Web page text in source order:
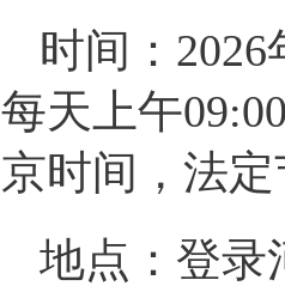
时间：2026
每天上午
京时间，法
地点：登录